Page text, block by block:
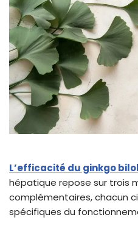
L’efficacité du ginkgo
hépatique repose sur trois
complémentaires, chacun
spécifiques du